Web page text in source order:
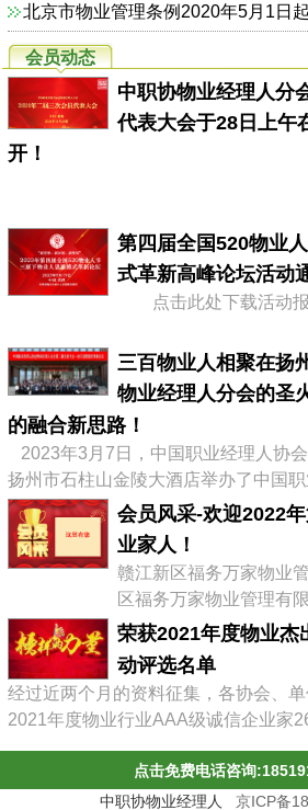
北京市物业管理条例2020年5月1日
会员动态
中职协物业经理人分
代表大会于28日上午
开！
第四届全国520物业
式革新高峰论坛活动
点击此处下载活动
三百物业人相聚在扬
物业经理人分会的圣
的融合新思路！
2023年3月7日，中国职业经理人协
扬州市石柱山金陵大酒店举办了中国
人分会第二届会员大会暨物业企业转型
全国物业协会、物业公司的300多位代
会长继续连任会长，会议通过《中职
法》，并选举出了第二届分会理事会
长及名誉会长。 李占军连任...
会员风采-欢迎2022
业家人！
赣江新区福务万家物
区福务万家物业管理有
03月08日，属赣江控股
子公司，目前在管11个
物业管理，文化场馆管
理服务，园区管理服务
停车场管理服务，工程
施管理服务，酒店管理
务，会议及展览服务，礼
荣获2021年度物业杰
动评选名单
经过近两个月的资料征集，各协会、
2021年度物业行业AAA级诚信企业家
85名；2021年度物业行业优秀总监38
最具员工幸福感企业43家；2021年度
点击免费电话咨询
中职协物业经理人 京ICP备